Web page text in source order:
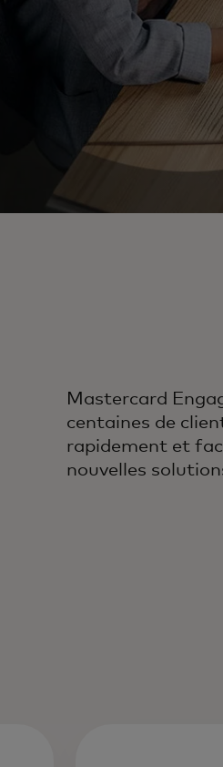
Mastercard
centaines de
rapidement et
nouvelles